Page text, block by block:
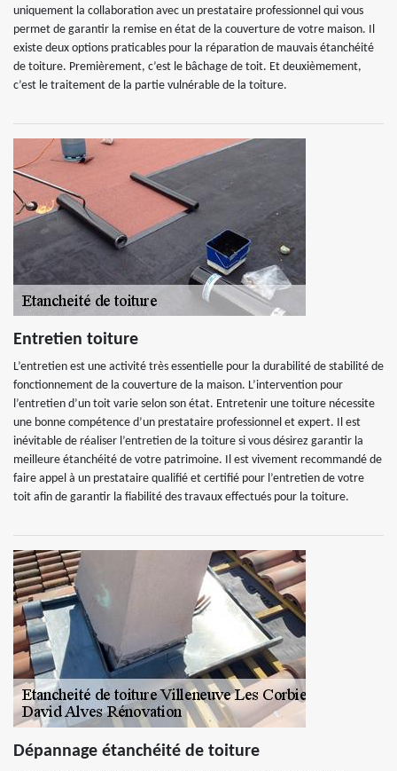
uniquement la collaboration avec un prestataire professionnel qui vous
permet de garantir la remise en état de la couverture de votre maison. Il
existe deux options praticables pour la réparation de mauvais étanchéité
de toiture. Premièrement, c’est le bâchage de toit. Et deuxièmement,
c’est le traitement de la partie vulnérable de la toiture.
Entretien toiture
L’entretien est une activité très essentielle pour la durabilité de stabilité de
fonctionnement de la couverture de la maison. L’intervention pour
l’entretien d’un toit varie selon son état. Entretenir une toiture nécessite
une bonne compétence d’un prestataire professionnel et expert. Il est
inévitable de réaliser l’entretien de la toiture si vous désirez garantir la
meilleure étanchéité de votre patrimoine. Il est vivement recommandé de
faire appel à un prestataire qualifié et certifié pour l’entretien de votre
toit afin de garantir la fiabilité des travaux effectués pour la toiture.
Dépannage étanchéité de toiture